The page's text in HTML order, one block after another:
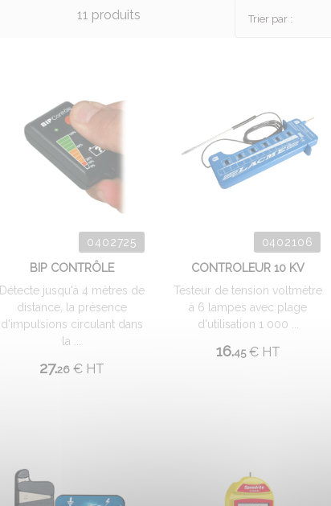
11 produits Trier par :
0402725
BIP CONTRÔLE
Détecte jusqu'à 4 mètres de
distance, la présence
d'impulsions circulant dans
la ...
27.26 €HT
0402106
CONTROLEUR 10 KV
Testeur de tension voltmètre
à 6 lampes avec plage
d'utilisation 1 000 ...
16.45 €HT